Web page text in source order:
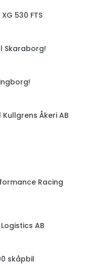
530 FTS
Skaraborg!
Åkeri AB
Racing
AB
skåpbil